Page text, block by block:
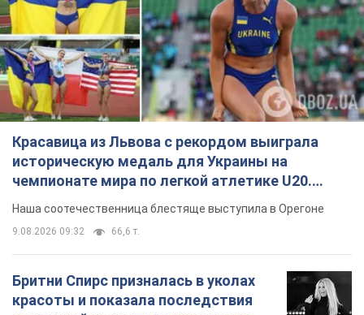
Красавица из Львова с рекордом выиграла
историческую медаль для Украины на
чемпионате мира по легкой атлетике U20.
Видео
Наша соотечественница блестяще выступила в Орегоне
9.08.2026 09:32 66,6 т.
Бритни Спирс призналась в уколах
красоты и показала последствия